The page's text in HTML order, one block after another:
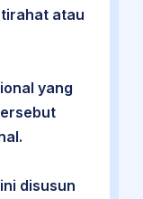
atau
yang
disusun